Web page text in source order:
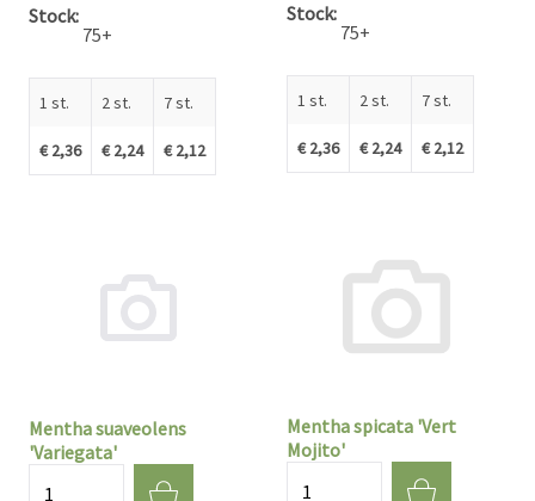
Stock
75+
1 st.
€ 2,36
2 st.
€ 2,24
7 st.
€ 2,12
Stock
75+
1 st.
€ 2,36
2 st.
€ 2,24
7 st.
€ 2,12
Mentha suaveolens
'Variegata'
Mentha spicata 'Vert
Mojito'